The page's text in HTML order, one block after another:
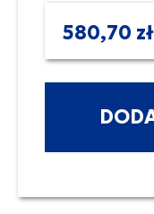
580,70 zł